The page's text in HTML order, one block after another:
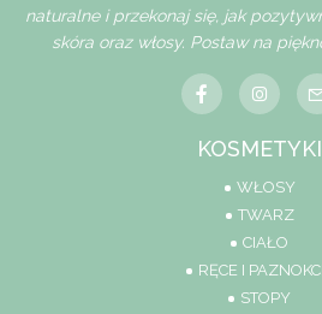
naturalne i przekonaj się, jak
skóra oraz włosy. Postaw na
KOSMETYKI
WŁOSY
TWARZ
CIAŁO
RĘCE I
STOPY